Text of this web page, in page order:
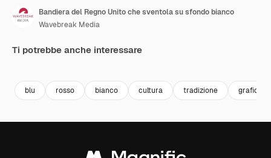
Bandiera del Regno Unito che sventola su sfondo bianco
Wavebreak Media
Ti potrebbe anche interessare
blu rosso bianco cultura tradizione grafico